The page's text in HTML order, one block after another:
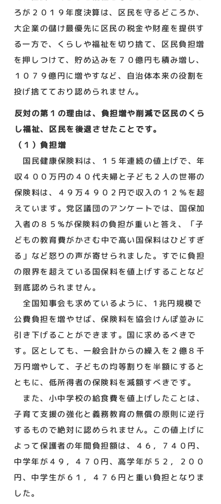
ろが２０１９年度決算は、区民を守るどころか、
大企業の儲け最優先に区民の税金や財産を提供す
る一方で、くらしや福祉を切り捨て、区民負担増
を押しつけて、貯め込みを７０億円も積み増し、
１０７９億円に増やすなど、自治体本来の役割を
投げ捨てており認められません。
反対の第１の理由は、負担増や削減で区民のくら
し福祉、区民を後退させたことです。
（１）負担増
国民健康保険料は、１５年連続の値上げで、年
収４００万円の４０代夫婦と子ども２人の世帯の
保険料は、４９万４９０２円で収入の１２％を超
えています。党区議団のアンケートでは、国保加
入者の８５%が保険料の負担が重いと答え、「子
どもの教育費がかさむ中で高い国保料はひどすぎ
る」など怒りの声が寄せられました。すでに負担
の限界を超えている国保料を値上げすることなど
到底認められません。
全国知事会も求めているように、1兆円規模で
公費負担を増やせば、保険料を協会けんぽ並みに
引き下げることができます。国に求めるべきで
す。区としても、一般会計からの繰入を２億８千
万円増やして、子どもの均等割りを半額にすると
ともに、低所得者の保険料を減額すべきです。
また、小中学校の給食費を値上げしたことは、
子育て支援の強化と義務教育の無償の原則に逆行
するもので絶対に認められません。この値上げに
よって保護者の年間負担額は、４６，７４０円、
中学年が４９，４７０円、高学年が５２，２００
円、中学生が６１，４７６円と重い負担となりま
した。